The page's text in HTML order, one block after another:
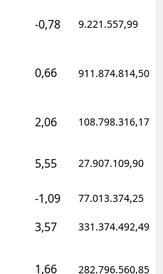
-0,78 9.221.557,99
0,66 911.874.814,50
2,06 108.798.316,17
5,55 27.907.109,90
-1,09 77.013.374,25
3,57 331.374.492,49
1,66 282.796.560,85